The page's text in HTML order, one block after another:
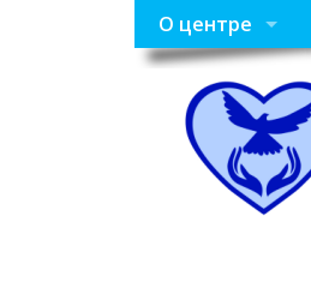
О центре